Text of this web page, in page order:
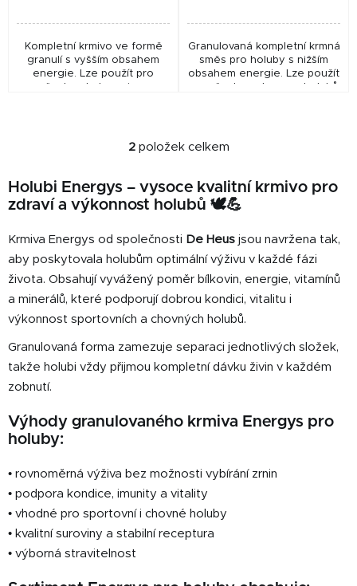
Kompletní krmivo ve formě
granulí s vyšším obsahem
energie. Lze použít pro
všechny kategorie a
Granulovaná kompletní krmná
směs pro holuby s nižším
obsahem energie. Lze použít
pro všechna plemena holubů
O
l
á
a
c
í
p
r
v
k
y
p
u
2položek celkem
Holubi Energys – vysoce kvalitní krmivo pro
zdraví a výkonnost holubů 🕊️💪
Krmiva Energys od společnosti De Heus jsou navržena tak,
aby poskytovala holubům optimální výživu v každé fázi
života. Obsahují vyvážený poměr bílkovin, energie, vitamínů
a minerálů, které podporují dobrou kondici, vitalitu i
výkonnost sportovních a chovných holubů.
Granulovaná forma zamezuje separaci jednotlivých složek,
takže holubi vždy přijmou kompletní dávku živin v každém
zobnutí.
Výhody granulovaného krmiva Energys pro
holuby:
• rovnoměrná výživa bez možnosti vybírání zrnin
• podpora kondice, imunity a vitality
• vhodné pro sportovní i chovné holuby
• kvalitní suroviny a stabilní receptura
• výborná stravitelnost